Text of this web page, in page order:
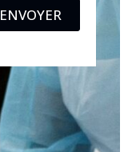
ENVOYER